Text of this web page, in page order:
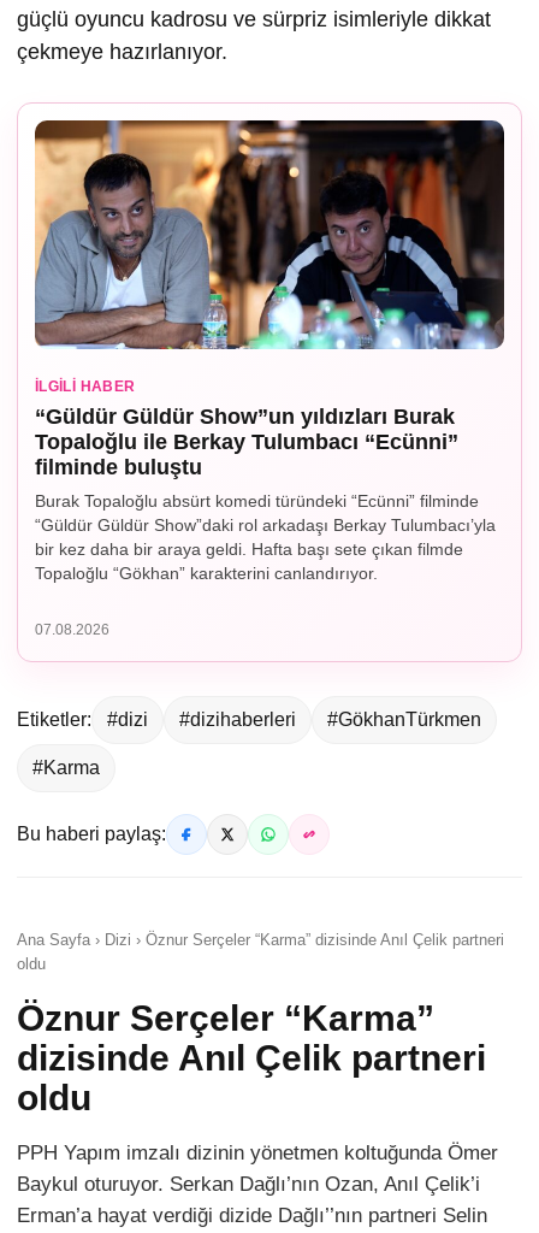
güçlü oyuncu kadrosu ve sürpriz isimleriyle dikkat
çekmeye hazırlanıyor.
İLGILI HABER
“Güldür Güldür Show”un yıldızları Burak
Topaloğlu ile Berkay Tulumbacı “Ecünni”
filminde buluştu
Burak Topaloğlu absürt komedi türündeki “Ecünni” filminde
“Güldür Güldür Show”daki rol arkadaşı Berkay Tulumbacı’yla
bir kez daha bir araya geldi. Hafta başı sete çıkan filmde
Topaloğlu “Gökhan” karakterini canlandırıyor.
07.08.2026
Etiketler: #dizi #dizihaberleri #GökhanTürkmen
#Karma
Bu haberi paylaş:
Ana Sayfa › Dizi › Öznur Serçeler “Karma” dizisinde Anıl Çelik partneri
oldu
Öznur Serçeler “Karma”
dizisinde Anıl Çelik partneri
oldu
PPH Yapım imzalı dizinin yönetmen koltuğunda Ömer
Baykul oturuyor. Serkan Dağlı’nın Ozan, Anıl Çelik’i
Erman’a hayat verdiği dizide Dağlı’’nın partneri Selin